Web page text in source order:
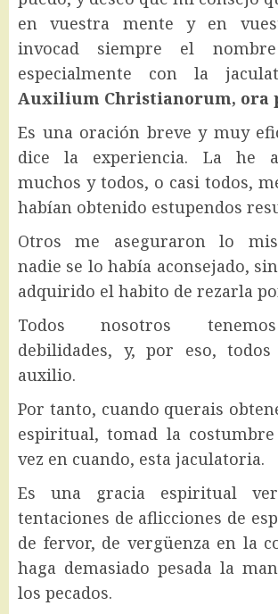
en vuestra mente y en
invocad siempre el
especialmente con la
Auxilium Christianorum, ora
Es una oración breve y muy
dice la experiencia. La he
muchos y todos, o casi todos,
habían obtenido estupendos
Otros me aseguraron lo
nadie se lo había aconsejado,
adquirido el habito de rezarla
Todos nosotros
debilidades, y, por eso, todos
auxilio.
Por tanto, cuando querais
espiritual, tomad la
vez en cuando, esta jaculatoria.
Es una gracia espiritual
tentaciones de aflicciones de
de fervor, de vergüenza en la
haga demasiado pesada la
los pecados.